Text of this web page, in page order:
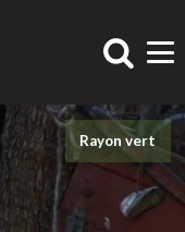
Rayon vert